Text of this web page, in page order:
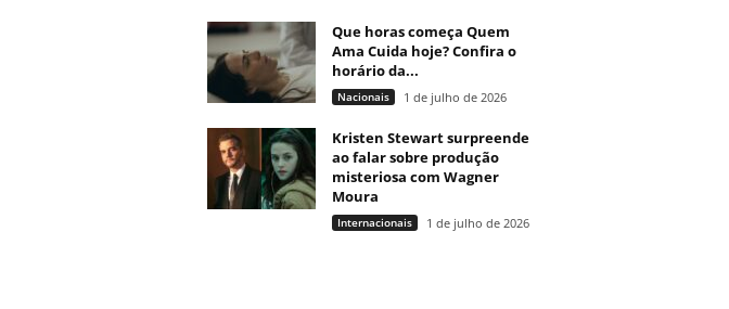
Que horas começa Quem
Ama Cuida hoje? Confira o
horário da...
Nacionais 1 de julho de 2026
Kristen Stewart surpreende
ao falar sobre produção
misteriosa com Wagner
Moura
Internacionais 1 de julho de 2026